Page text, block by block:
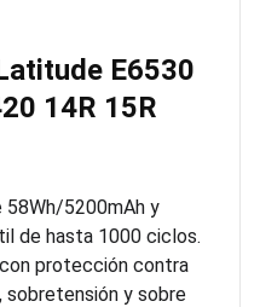
E6530
14R 15R
58Wh/5200mAh y
de hasta 1000 ciclos.
protección contra
sobretensión y sobre